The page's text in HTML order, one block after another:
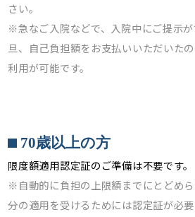
さい。
※急なご入院などで、入院中にご提示
旦、自己負担額をお支払いいただいた
利用が可能です。
70歳以上の方
限度額適用認定証のご準備は不要です。
※自動的に負担の上限額までにとどめ
分の適用を受けるためには認定証が必要